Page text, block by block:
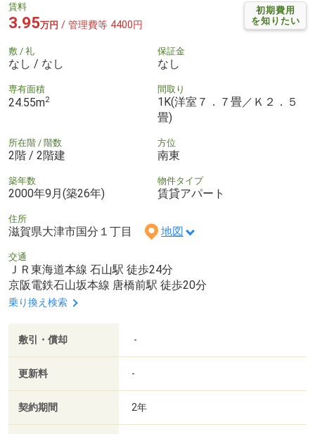
初期費用
を知りたい
賃料
3.95万円 / 管理費等 4400円
敷 / 礼
なし / なし
保証金
なし
専有面積
24.55m2
間取り
1K(洋室７．７畳／Ｋ２．５
畳)
所在階 / 階数
2階 / 2階建
方位
南東
築年数
2000年9月(築26年)
物件タイプ
賃貸アパート
住所
滋賀県大津市国分１丁目 地図
交通
ＪＲ東海道本線 石山駅 徒歩24分
京阪電鉄石山坂本線 唐橋前駅 徒歩20分
乗り換え検索
敷引・償却 -
更新料 -
契約期間 2年